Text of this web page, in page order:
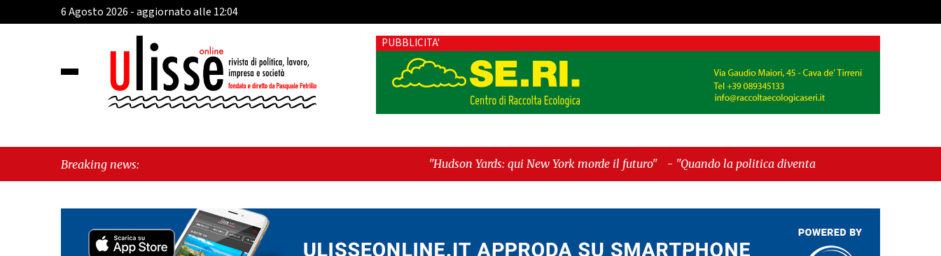
6 Agosto 2026 - aggiornato alle 12:04
PUBBLICITA'
Breaking news: "Hudson Yards: qui New York morde il futuro" -"Quando la politica diventa autobiografia"